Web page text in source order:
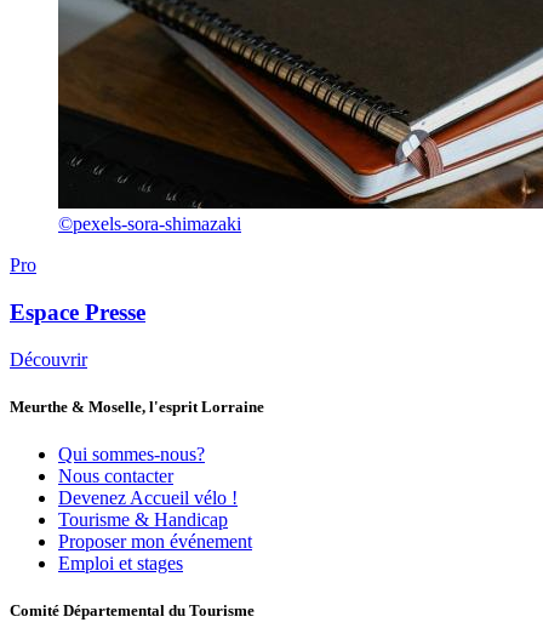
©pexels-sora-shimazaki
Pro
Espace Presse
Découvrir
Meurthe & Moselle, l'esprit Lorraine
Qui sommes-nous?
Nous contacter
Devenez Accueil vélo !
Tourisme & Handicap
Proposer mon événement
Emploi et stages
Comité Départemental du Tourisme